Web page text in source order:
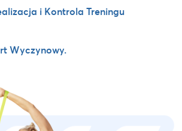
i Kontrola Treningu
Wyczynowy.